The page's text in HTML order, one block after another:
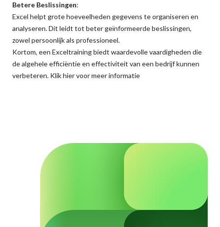
Betere Beslissingen:
Excel helpt grote hoeveelheden gegevens te organiseren en
analyseren. Dit leidt tot beter geïnformeerde beslissingen,
zowel persoonlijk als professioneel.
Kortom, een Exceltraining biedt waardevolle vaardigheden die
de algehele efficiëntie en effectiviteit van een bedrijf kunnen
verbeteren. Klikhiervoor meer informatie